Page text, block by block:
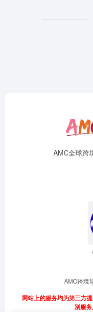
AMC全球跨
AMC跨境
网站上的服务均为第三方
别服